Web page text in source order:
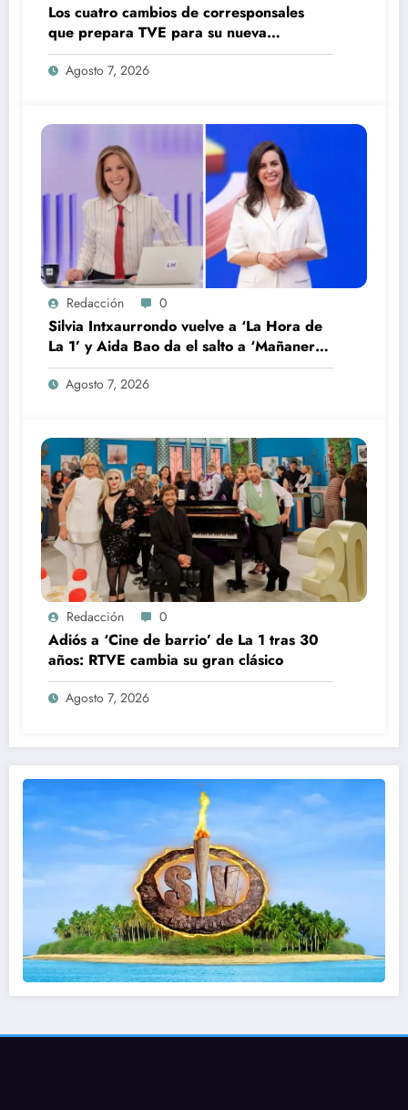
Los cuatro cambios de corresponsales
que prepara TVE para su nueva
temporada
Agosto 7, 2026
Redacción 0
Silvia Intxaurrondo vuelve a ‘La Hora de
La 1’ y Aida Bao da el salto a ‘Mañaneros
360’
Agosto 7, 2026
Redacción 0
Adiós a ‘Cine de barrio’ de La 1 tras 30
años: RTVE cambia su gran clásico
Agosto 7, 2026